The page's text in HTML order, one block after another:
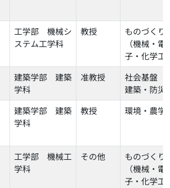
工学部 機械シ
ステム工学科
教授
ものづくり
（機械・電
子・化学工
建築学部 建築
学科
准教授
社会基盤（
建築・防災
建築学部 建築
学科
教授 環境・農学
工学部 機械工
学科
その他
ものづくり
（機械・電
子・化学工